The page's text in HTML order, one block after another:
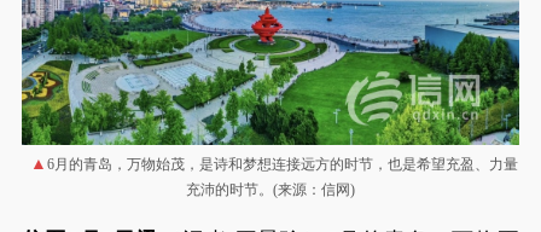
6月的青岛，万物始茂，是诗和梦想连接远方的时节，也是希望充盈、力量
充沛的时节。(来源：信网)